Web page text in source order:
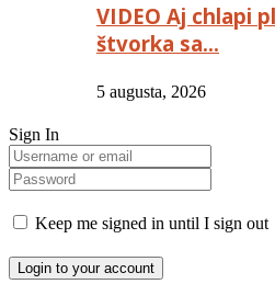
VIDEO Aj chlapi
štvorka sa…
5 augusta, 2026
Sign In
Keep me signed in until I sign out